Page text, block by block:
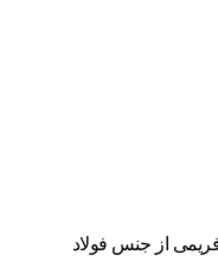
از جنس فولاد